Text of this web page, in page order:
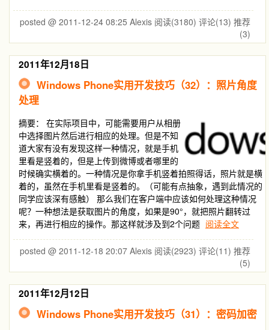
posted @ 2011-12-24 08:25 Alexis 阅读(3180) 评论(13) 推荐
(3)
2011年12月18日
Windows Phone实用开发技巧（32）：照片角度
处理
摘要： 在实际项目中，可能需要用户从相册
中选择图片然后进行相应的处理。但是不知
道大家有没有发现这样一种情况，就是手机
里看是竖着的，但是上传到微博或者哪里的
时候确实横着的。一种情况是你拿手机竖着拍照得话，照片就是横
着的，虽然在手机里看是竖着的。（可能有点抽象，遇到此情况的
同学应该深有感触） 那么我们在客户端中应该如何处理这种情况
呢？一种想法是获取图片的角度，如果是90°，就把照片翻转过
来，再进行相应的操作。那这样就涉及到2个问题 阅读全文
posted @ 2011-12-18 20:07 Alexis 阅读(2923) 评论(11) 推荐
(5)
2011年12月12日
Windows Phone实用开发技巧（31）：密码加密